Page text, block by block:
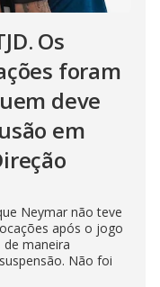
Os
foram
deve
em
Neymar não teve
após o jogo
maneira
Não foi